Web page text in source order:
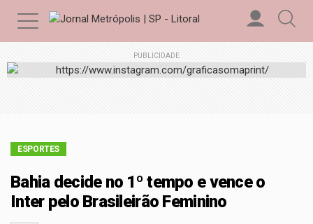
PUBLICIDADE
ESPORTES
Bahia decide no 1º tempo e vence o
Inter pelo Brasileirão Feminino